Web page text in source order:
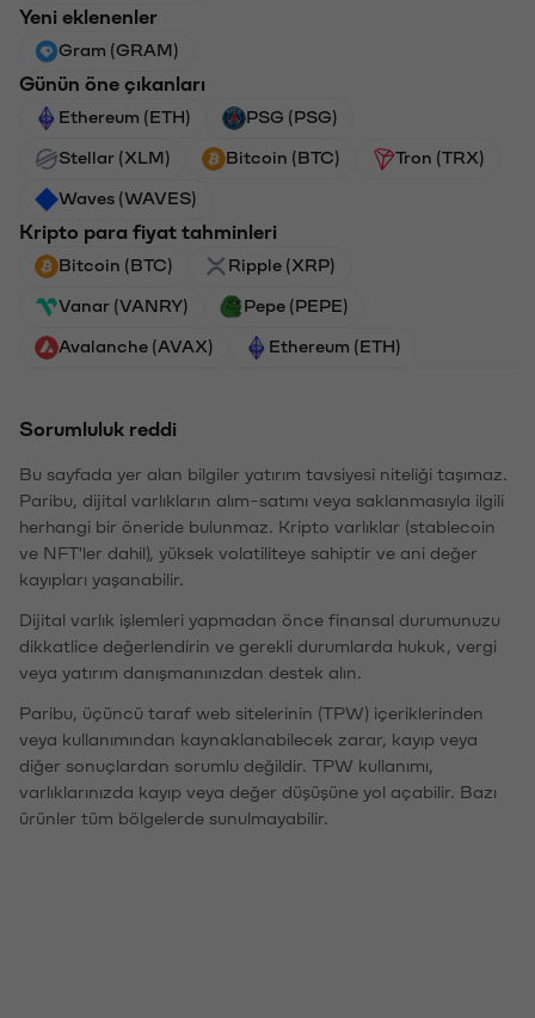
Yeni eklenenler
Gram (GRAM)
Günün öne çıkanları
Ethereum (ETH) PSG (PSG)
Stellar (XLM) Bitcoin (BTC) Tron (TRX)
Waves (WAVES)
Kripto para fiyat tahminleri
Bitcoin (BTC) Ripple (XRP)
Vanar (VANRY) Pepe (PEPE)
Avalanche (AVAX) Ethereum (ETH)
Sorumluluk reddi
Bu sayfada yer alan bilgiler yatırım tavsiyesi niteliği taşımaz.
Paribu, dijital varlıkların alım-satımı veya saklanmasıyla ilgili
herhangi bir öneride bulunmaz. Kripto varlıklar (stablecoin
ve NFT'ler dahil), yüksek volatiliteye sahiptir ve ani değer
kayıpları yaşanabilir.
Dijital varlık işlemleri yapmadan önce finansal durumunuzu
dikkatlice değerlendirin ve gerekli durumlarda hukuk, vergi
veya yatırım danışmanınızdan destek alın.
Paribu, üçüncü taraf web sitelerinin (TPW) içeriklerinden
veya kullanımından kaynaklanabilecek zarar, kayıp veya
diğer sonuçlardan sorumlu değildir. TPW kullanımı,
varlıklarınızda kayıp veya değer düşüşüne yol açabilir. Bazı
ürünler tüm bölgelerde sunulmayabilir.